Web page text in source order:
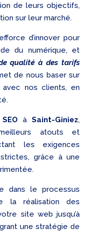
de leurs objectifs,
sur leur marché.
d’innover pour
du numérique, et
qualité à des tarifs
de nous baser sur
nos clients, en
àSaint-Giniez,
atouts et
les exigences
grâce à une
dans le processus
la réalisation des
site web jusqu’à
une stratégie de